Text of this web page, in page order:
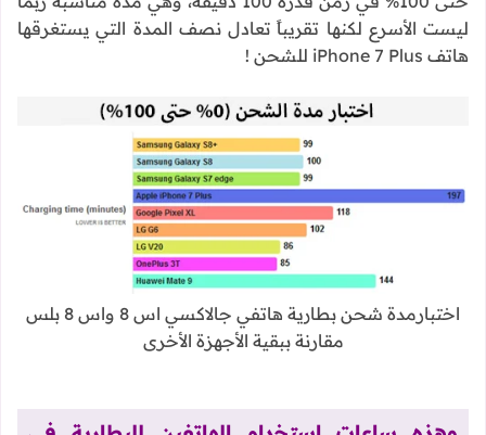
ليست الأسرع لكنها تقريباً تعادل نصف المدة التي يستغرقها
هاتف iPhone 7 Plus للشحن !
اختبارمدة شحن بطارية هاتفي جالاكسي اس 8 واس 8 بلس
مقارنة ببقية الأجهزة الأخرى